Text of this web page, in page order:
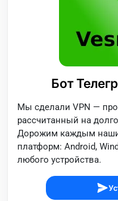
Бот
Мы сделали VPN —
рассчитанный на
Дорожим каждым
платформ: Android,
любого устройства.